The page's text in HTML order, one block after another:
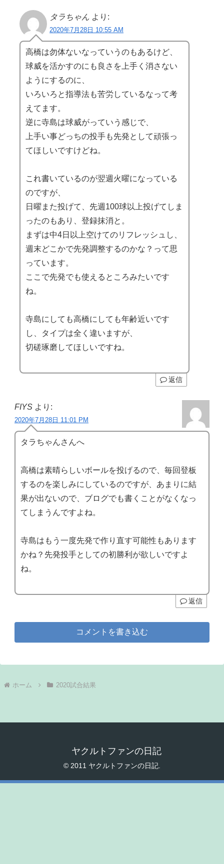
タラちゃん より:
2020年7月28日 10:55 AM
高橋は勿体ないなっていうのもあるけど、
球威を活かすのにも良さを上手く消さない
ようにするのに、
いろいろと指導法も苦労しているなって考
えてます。
逆に寺島は球威がっていう感じで、
上手い事どっちの投手も先発として頑張っ
てほしいですけどね。
これ書いているのが翌週火曜になっている
のですが、
日曜また投げて、先週100球以上投げてしま
ったのもあり、登録抹消と。
まずは中4日以上空けてのリフレッシュし、
週末どこかで先発調整するのかな？って思
っています。
ここで先発でも使えるところみたいです
ね。
寺島にしても高橋にしても年齢近いです
し、タイプは全く違いますが、
切磋琢磨してほしいですね。
返信
FIYS より:
2020年7月28日 11:01 PM
タラちゃんさんへ
高橋は素晴らしいボールを投げるので、毎回登板
するのを楽しみにしているのですが、あまりに結
果が出ないので、ブログでも書くことがなくなっ
てしまうんですよね。
寺島はもう一度先発で作り直す可能性もあります
かね？先発投手としての初勝利が欲しいですよ
ね。
返信
コメントを書き込む
ホーム 2020試合結果
ヤクルトファンの日記
© 2011 ヤクルトファンの日記.